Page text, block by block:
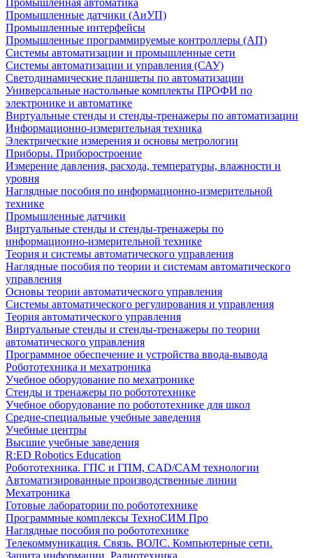
Промышленная автоматика
Промышленные датчики (АиУП)
Промышленные интерфейсы
Промышленные программируемые контроллеры (АП)
Системы автоматизации и промышленные сети
Системы автоматизации и управления (САУ)
Светодинамические планшеты по автоматизации
Универсальные настольные комплекты ПРОФИ по
электронике и автоматике
Виртуальные стенды и стенды-тренажеры по автоматизации
Информационно-измерительная техника
Электрические измерения и основы метрологии
Приборы. Приборостроение
Измерение давления, расхода, температуры, влажности и
уровня
Наглядные пособия по информационно-измерительной
технике
Промышленные датчики
Виртуальные стенды и стенды-тренажеры по
информационно-измерительной технике
Теория и системы автоматического управления
Наглядные пособия по теории и системам автоматического
управления
Основы теории автоматического управления
Системы автоматического регулирования и управления
Теория автоматического управления
Виртуальные стенды и стенды-тренажеры по теории
автоматического управления
Программное обеспечение и устройства ввода-вывода
Робототехника и мехатроника
Учебное оборудование по мехатронике
Стенды и тренажеры по робототехнике
Учебное оборудование по робототехнике для школ
Средне-специальные учебные заведения
Учебные центры
Высшие учебные заведения
R:ED Robotics Education
Робототехника. ГПС и ГПМ, CAD/CAM технологии
Автоматизированные производственные линии
Мехатроника
Готовые лаборатории по робототехнике
Программные комплексы ТехноСИМ Про
Наглядные пособия по робототехнике
Телекоммуникация. Связь. ВОЛС. Компьютерные сети.
Защита информации. Радиотехника.